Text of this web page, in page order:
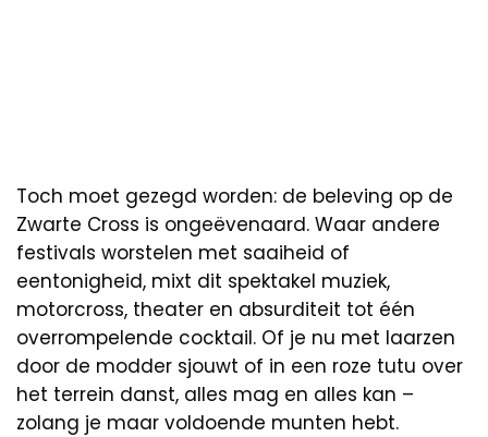
Toch moet gezegd worden: de beleving op de
Zwarte Cross is ongeëvenaard. Waar andere
festivals worstelen met saaiheid of
eentonigheid, mixt dit spektakel muziek,
motorcross, theater en absurditeit tot één
overrompelende cocktail. Of je nu met laarzen
door de modder sjouwt of in een roze tutu over
het terrein danst, alles mag en alles kan –
zolang je maar voldoende munten hebt.